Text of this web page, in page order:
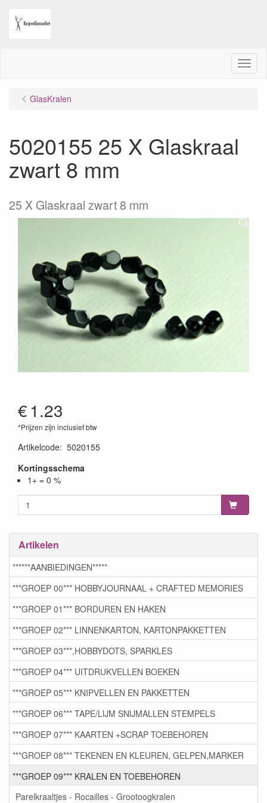
M
e
GlasKralen
5020155 25 X Glaskraal
zwart 8 mm
25 X Glaskraal zwart 8 mm
€1.23
*Prijzen zijn inclusief btw
Artikelcode: 5020155
Kortingsschema
1+ = 0 %
Artikelen
******AANBIEDINGEN*****
***GROEP 00*** HOBBYJOURNAAL + CRAFTED MEMORIES
***GROEP 01*** BORDUREN EN HAKEN
***GROEP 02*** LINNENKARTON, KARTONPAKKETTEN
***GROEP 03***,HOBBYDOTS, SPARKLES
***GROEP 04*** UITDRUKVELLEN BOEKEN
***GROEP 05*** KNIPVELLEN EN PAKKETTEN
***GROEP 06*** TAPE/LIJM SNIJMALLEN STEMPELS
***GROEP 07*** KAARTEN +SCRAP TOEBEHOREN
***GROEP 08*** TEKENEN EN KLEUREN, GELPEN,MARKER
***GROEP 09*** KRALEN EN TOEBEHOREN
Parelkraaltjes - Rocailles - Grootoogkralen